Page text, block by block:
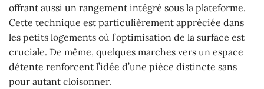
offrant aussi un rangement intégré sous la plateforme.
Cette technique est particulièrement appréciée dans
les petits logements où l’optimisation de la surface est
cruciale. De même, quelques marches vers un espace
détente renforcent l’idée d’une pièce distincte sans
pour autant cloisonner.